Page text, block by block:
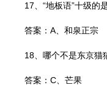
17、“地板语”十级的
答案：A、和泉正宗
18、哪个不是东京猫
答案：C、芒果